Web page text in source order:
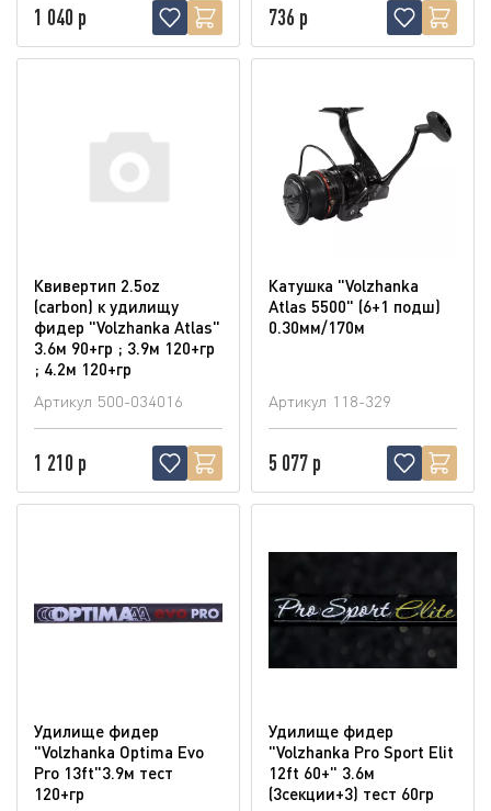
1 040 р 736 р
Квивертип 2.5oz
(carbon) к удилищу
фидер "Volzhanka Atlas"
3.6м 90+гр ; 3.9м 120+гр
; 4.2м 120+гр
Артикул 500-034016
1 210 р
Катушка "Volzhanka
Atlas 5500" (6+1 подш)
0.30мм/170м
Артикул 118-329
5 077 р
Удилище фидер
"Volzhanka Optima Evo
Pro 13ft"3.9м тест
120+гр
Удилище фидер
"Volzhanka Pro Sport Elit
12ft 60+" 3.6м
(3секции+3) тест 60гр